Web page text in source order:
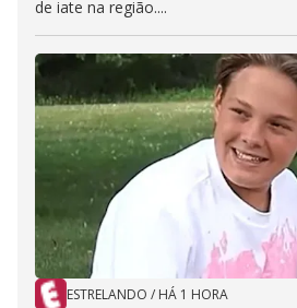
de iate na região....
ESTRELANDO / HÁ 1 HORA